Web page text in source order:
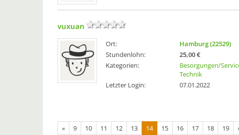
vuxuan
Ort:
Hamburg (22529)
Stundenlohn:
25,00 €
Kategorien:
Besorgungen/
Technik
Letzter Login:
07.01.2022
« 9 10 11 12 13 14 15 16 17 18 19